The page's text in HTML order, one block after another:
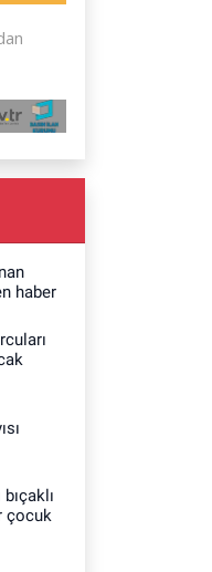
haber
çocuk